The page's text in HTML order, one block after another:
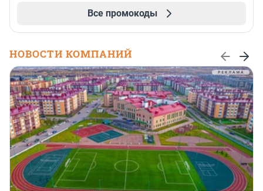
Все промокоды
НОВОСТИ КОМПАНИЙ